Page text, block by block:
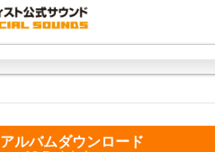
アルバムダウンロード